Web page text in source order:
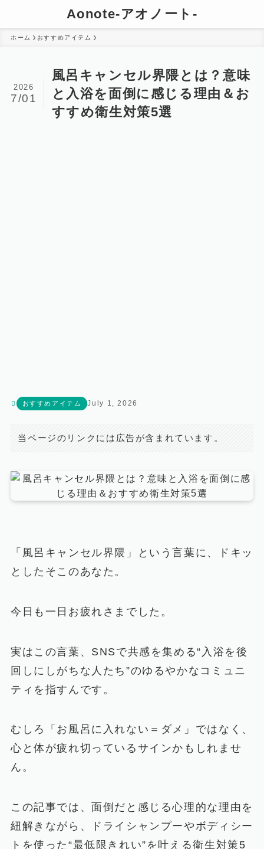
Aonote-アオノート-
ホーム おすすめアイテム
風呂キャンセル界隈とは？意味
と入浴を面倒に感じる理由＆お
すすめ衛生対策5選
2026
7/01
おすすめアイテム July 1, 2026
当ページのリンクには広告が含まれています。
「風呂キャンセル界隈」という言葉に、ドキッ
としたそこのあなた。
今日も一日お疲れさまでした。
実はこの言葉、SNSで共感を集める“入浴を後
回しにしがちな人たち”のゆるやかなコミュニ
ティを指すんです。
むしろ「お風呂に入れない＝ダメ」ではなく、
心と体が疲れ切っているサインかもしれませ
ん。
この記事では、面倒だと感じる心理的な理由を
紐解きながら、ドライシャンプーやボディシー
トを使った“最低限きれい”を叶える衛生対策5